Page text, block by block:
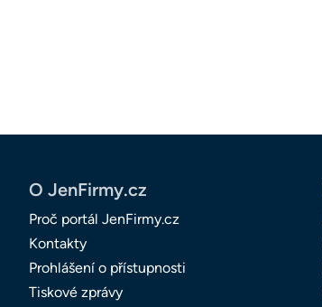
O JenFirmy.cz
Proč portál JenFirmy.cz
Kontakty
Prohlášení o přístupnosti
Tiskové zprávy